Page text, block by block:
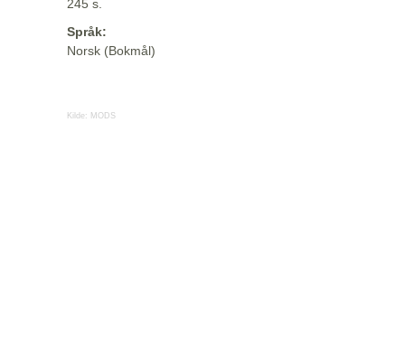
245 s.
Språk:
Norsk (Bokmål)
Kilde: MODS